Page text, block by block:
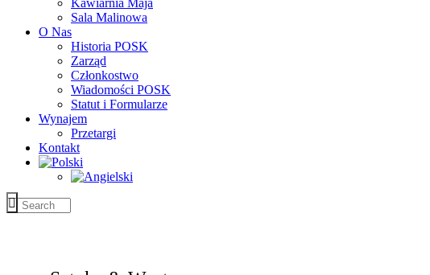
Kawiarnia Maja
Sala Malinowa
O Nas
Historia POSK
Zarząd
Członkostwo
Wiadomości POSK
Statut i Formularze
Wynajem
Przetargi
Kontakt